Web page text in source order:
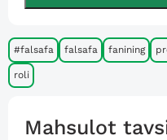
#falsafa falsafa fanining
roli
Mahsulot